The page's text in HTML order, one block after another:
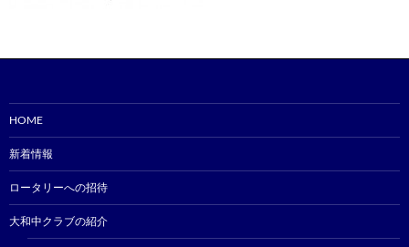
HOME
新着情報
ロータリーへの招待
大和中クラブの紹介